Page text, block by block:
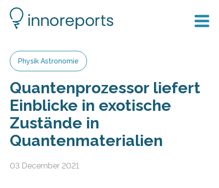
Physik Astronomie
Quantenprozessor liefert
Einblicke in exotische
Zustände in
Quantenmaterialien
03 December 2021